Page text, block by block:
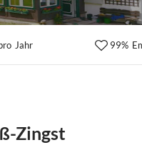
Jahr 99%
Zingst